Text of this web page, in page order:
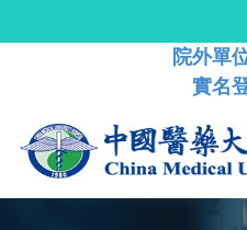
院外單
實名